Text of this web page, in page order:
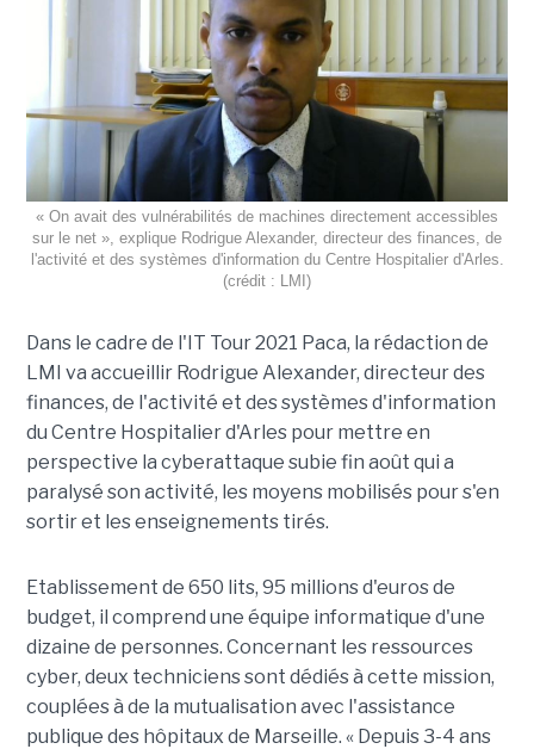
« On avait des vulnérabilités de machines directement accessibles
sur le net », explique Rodrigue Alexander, directeur des finances, de
l'activité et des systèmes d'information du Centre Hospitalier d'Arles.
(crédit : LMI)
Dans le cadre de l'IT Tour 2021 Paca, la rédaction de
LMI va accueillir Rodrigue Alexander, directeur des
finances, de l'activité et des systèmes d'information
du Centre Hospitalier d'Arles pour mettre en
perspective la cyberattaque subie fin août qui a
paralysé son activité, les moyens mobilisés pour s'en
sortir et les enseignements tirés.
Etablissement de 650 lits, 95 millions d'euros de
budget, il comprend une équipe informatique d'une
dizaine de personnes. Concernant les ressources
cyber, deux techniciens sont dédiés à cette mission,
couplées à de la mutualisation avec l'assistance
publique des hôpitaux de Marseille. « Depuis 3-4 ans